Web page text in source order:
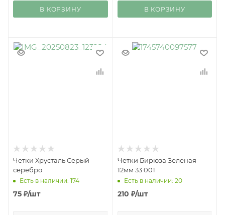
В КОРЗИНУ В КОРЗИНУ
Четки Хрусталь Серый
серебро
Есть в наличии: 174
75 ₽/шт
Четки Бирюза Зеленая
12мм 33 001
Есть в наличии: 20
210 ₽/шт